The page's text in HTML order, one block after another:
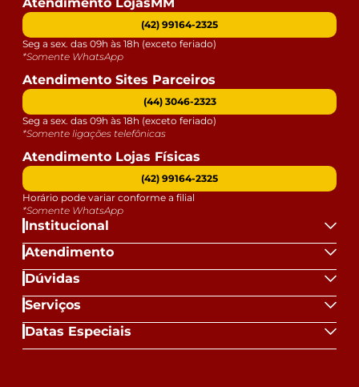
Institucional
Atendimento
Dúvidas
Serviços
Datas Especiais
(42) 99164-2325
Seg a sex. das 09h às 18h (exceto feriado)
*Somente WhatsApp
Atendimento Sites Parceiros
(44) 3046-2323
Seg a sex. das 09h às 18h (exceto feriado)
*Somente ligações telefônicas
Atendimento Lojas Físicas
(42) 99164-2325
Horário pode variar conforme a filial
*Somente WhatsApp